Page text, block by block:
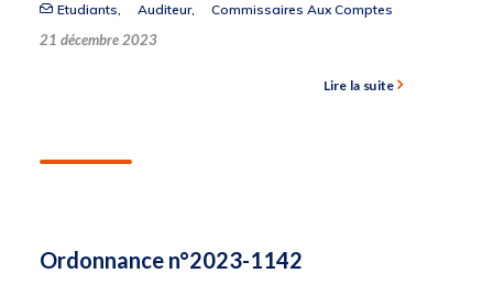
Etudiants, Auditeur, Commissaires Aux Comptes
21 décembre 2023
Lire la suite
Ordonnance n°2023-1142